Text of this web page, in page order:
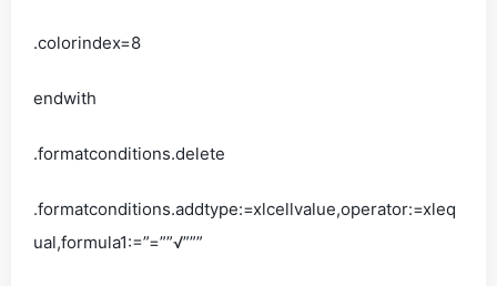
.colorindex=8
endwith
.formatconditions.delete
.formatconditions.addtype:=xlcellvalue,operator:=xleq
ual,formula1:=”=””√”””